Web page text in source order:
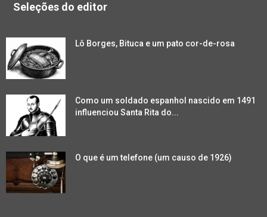
Seleções do editor
Lô Borges, Bituca e um pato cor-de-rosa
Como um soldado espanhol nascido em 1491
influenciou Santa Rita do...
O que é um telefone (um causo de 1926)